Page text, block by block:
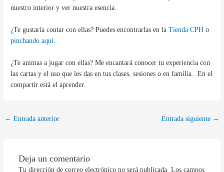
nuestro interior y ver nuestra esencia.
¿Te gustaría contar con ellas? Puedes encontrarlas en laTienda CPH o
pinchando aquí.
¿Te animas a jugar con ellas? Me encantará conocer tu experiencia con
las cartas y el uso que les das en tus clases, sesiones o en familia. En el
compartir está el aprender.
← Entrada anterior Entrada siguiente →
Deja un comentario
Tu dirección de correo electrónico no será publicada. Los campos